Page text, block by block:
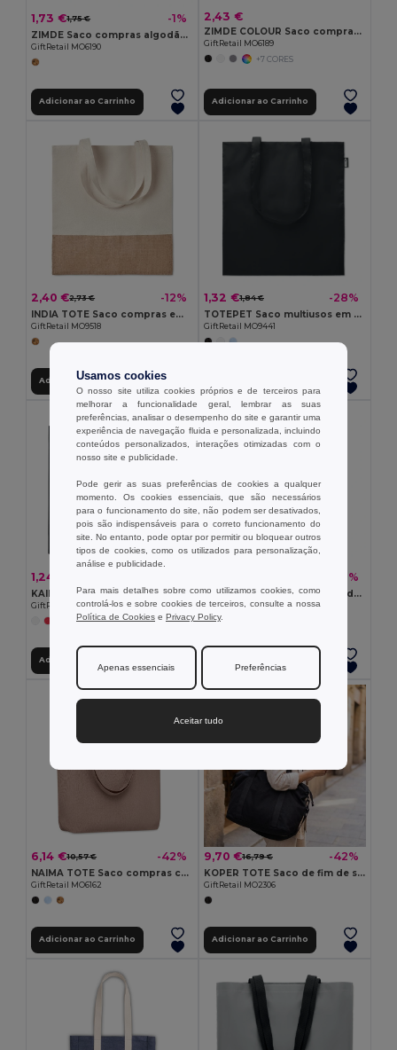
1,73 €1,75 € -1%
ZIMDE Saco compras algodão orgânico
GiftRetail MO6190
Adicionar ao Carrinho
2,43 €
ZIMDE COLOUR Saco compras algodão orgânico
GiftRetail MO6189
+7 CORES
Adicionar ao Carrinho
2,40 €2,73 € -12%
INDIA TOTE Saco compras em jute
GiftRetail MO9518
Adicionar ao Carrinho
1,32 €1,84 € -28%
TOTEPET Saco multiusos em RPET
GiftRetail MO9441
1,24 €
KAIMANI Saco em não-tecido RPET 80gr
GiftRetail MO2194
+2 CORES
Adicionar ao Carrinho
-17%
FRESA SOFT Bolsa algodão dobrável 105gr/m
GiftRetail MO9638
6,14 €10,57 € -42%
NAIMA TOTE Saco compras cânhamo 200 g/m2
GiftRetail MO6162
Adicionar ao Carrinho
9,70 €16,79 € -42%
KOPER TOTE Saco de fim de semana
GiftRetail MO2306
Adicionar ao Carrinho
Usamos cookies
O nosso site utiliza cookies próprios e de terceiros para
melhorar a funcionalidade geral, lembrar as suas
preferências, analisar o desempenho do site e garantir uma
experiência de navegação fluida e personalizada, incluindo
conteúdos personalizados, interações otimizadas com o
nosso site e publicidade.
Pode gerir as suas preferências de cookies a qualquer
momento. Os cookies essenciais, que são necessários
para o funcionamento do site, não podem ser desativados,
pois são indispensáveis para o correto funcionamento do
site. No entanto, pode optar por permitir ou bloquear outros
tipos de cookies, como os utilizados para personalização,
análise e publicidade.
Para mais detalhes sobre como utilizamos cookies, como
controlá-los e sobre cookies de terceiros, consulte a nossa
Política de Cookies e Privacy Policy.
Apenas essenciais Preferências
Aceitar tudo